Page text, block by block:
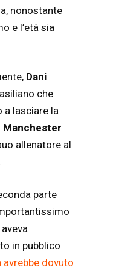
nonostante
e l’età sia
Dani
che
a lasciare la
Manchester
allenatore al
parte
aveva
in pubblico
avrebbe dovuto